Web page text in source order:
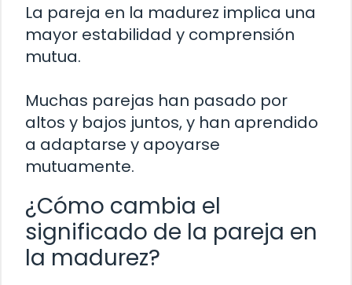
La pareja en la madurez implica una
mayor estabilidad y comprensión
mutua.
Muchas parejas han pasado por
altos y bajos juntos, y han aprendido
a adaptarse y apoyarse
mutuamente.
¿Cómo cambia el
significado de la pareja en
la madurez?